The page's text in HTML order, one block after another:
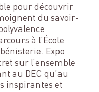
pour découvrir
du savoir-
à l’École
Expo
sur l’ensemble
au DEC qu’au
inspirantes et